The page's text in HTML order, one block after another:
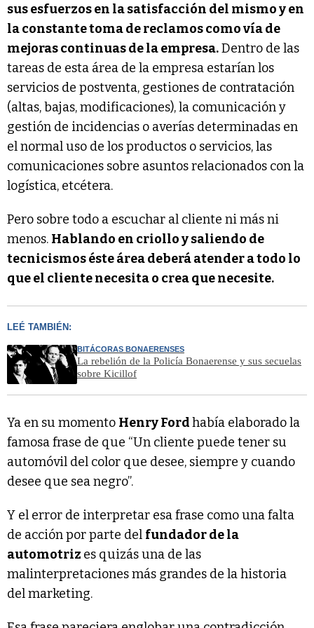
sus esfuerzos en la satisfacción del mismo y en
la constante toma de reclamos como vía de
mejoras continuas de la empresa.Dentro de las
tareas de esta área de la empresa estarían los
servicios de postventa, gestiones de contratación
(altas, bajas, modificaciones), la comunicación y
gestión de incidencias o averías determinadas en
el normal uso de los productos o servicios, las
comunicaciones sobre asuntos relacionados con la
logística, etcétera.
Pero sobre todo a escuchar al cliente ni más ni
menos. Hablando en criollo y saliendo de
tecnicismos éste área deberá atender a todo lo
que el cliente necesita o crea que necesite.
LEÉ TAMBIÉN:
BITÁCORAS BONAERENSES
La rebelión de la Policía Bonaerense y sus secuelas
sobre Kicillof
Ya en su momento Henry Fordhabía elaborado la
famosa frase de que “Un cliente puede tener su
automóvil del color que desee, siempre y cuando
desee que sea negro”.
Y el error de interpretar esa frase como una falta
de acción por parte del fundador de la
automotriz es quizás una de las
malinterpretaciones más grandes de la historia
del marketing.